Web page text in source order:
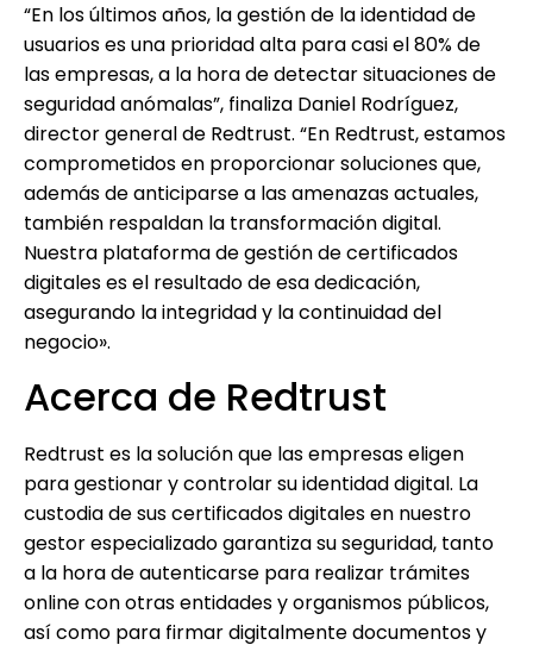
“En los últimos años, la gestión de la identidad de
usuarios es una prioridad alta para casi el 80% de
las empresas, a la hora de detectar situaciones de
seguridad anómalas”, finaliza Daniel Rodríguez,
director general de Redtrust. “En Redtrust, estamos
comprometidos en proporcionar soluciones que,
además de anticiparse a las amenazas actuales,
también respaldan la transformación digital.
Nuestra plataforma de gestión de certificados
digitales es el resultado de esa dedicación,
asegurando la integridad y la continuidad del
negocio».
Acerca de Redtrust
Redtrust es la solución que las empresas eligen
para gestionar y controlar su identidad digital. La
custodia de sus certificados digitales en nuestro
gestor especializado garantiza su seguridad, tanto
a la hora de autenticarse para realizar trámites
online con otras entidades y organismos públicos,
así como para firmar digitalmente documentos y